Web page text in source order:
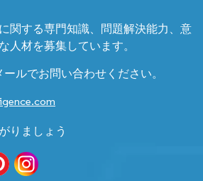
関する専門知識、問題解決能力、意
人材を募集しています。
ルでお問い合わせください。
りましょう